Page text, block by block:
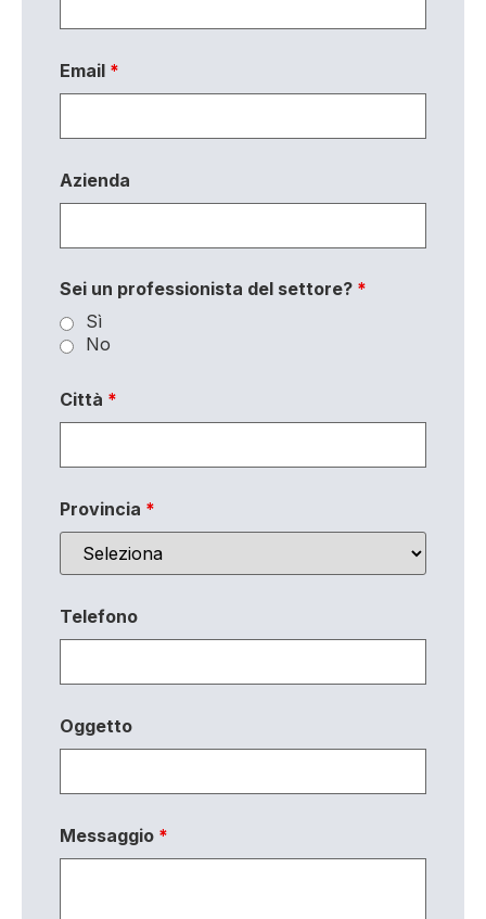
Email *
Azienda
Sei un professionista del settore? *
Sì
No
Città *
Provincia *
Telefono
Oggetto
Messaggio *